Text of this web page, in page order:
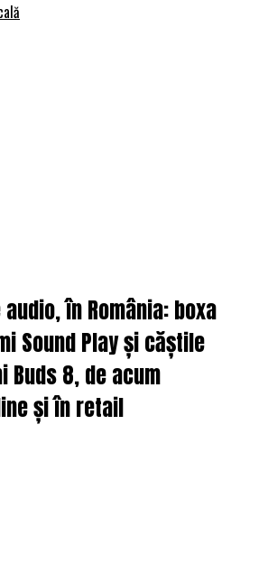
în România: boxa
Sound Play și căștile
Buds 8, de acum
și în retail